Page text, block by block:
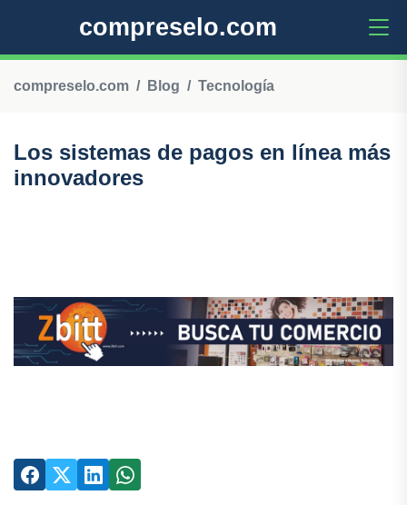
compreselo.com
compreselo.com Blog Tecnología
Los sistemas de pagos en línea más
innovadores